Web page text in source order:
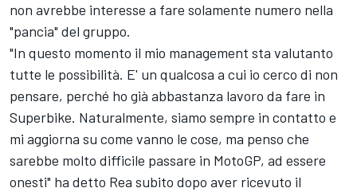
non avrebbe interesse a fare solamente numero nella
"pancia" del gruppo.
"In questo momento il mio management sta valutanto
tutte le possibilità. E' un qualcosa a cui io cerco di non
pensare, perché ho già abbastanza lavoro da fare in
Superbike. Naturalmente, siamo sempre in contatto e
mi aggiorna su come vanno le cose, ma penso che
sarebbe molto difficile passare in MotoGP, ad essere
onesti" ha detto Rea subito dopo aver ricevuto il